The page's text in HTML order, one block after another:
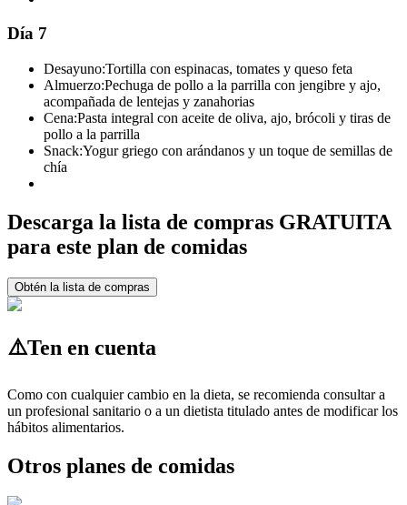
Día 7
Desayuno:Tortilla con espinacas, tomates y queso feta
Almuerzo:Pechuga de pollo a la parrilla con jengibre y ajo,
acompañada de lentejas y zanahorias
Cena:Pasta integral con aceite de oliva, ajo, brócoli y tiras de
pollo a la parrilla
Snack:Yogur griego con arándanos y un toque de semillas de
chía
Descarga la lista de compras GRATUITA
para este plan de comidas
Obtén la lista de compras
⚠️Ten en cuenta
Como con cualquier cambio en la dieta, se recomienda consultar a
un profesional sanitario o a un dietista titulado antes de modificar los
hábitos alimentarios.
Otros planes de comidas